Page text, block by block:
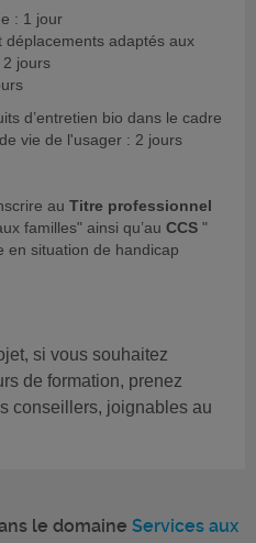
: 1 jour
adaptés aux
jours
d’entretien bio dans le cadre
vie de l'usager : 2 jours
au Titre professionnel
familles" ainsi qu’au CCS "
en situation de handicap
si vous souhaitez
de formation, prenez
conseillers, joignables au
le domaine Services aux